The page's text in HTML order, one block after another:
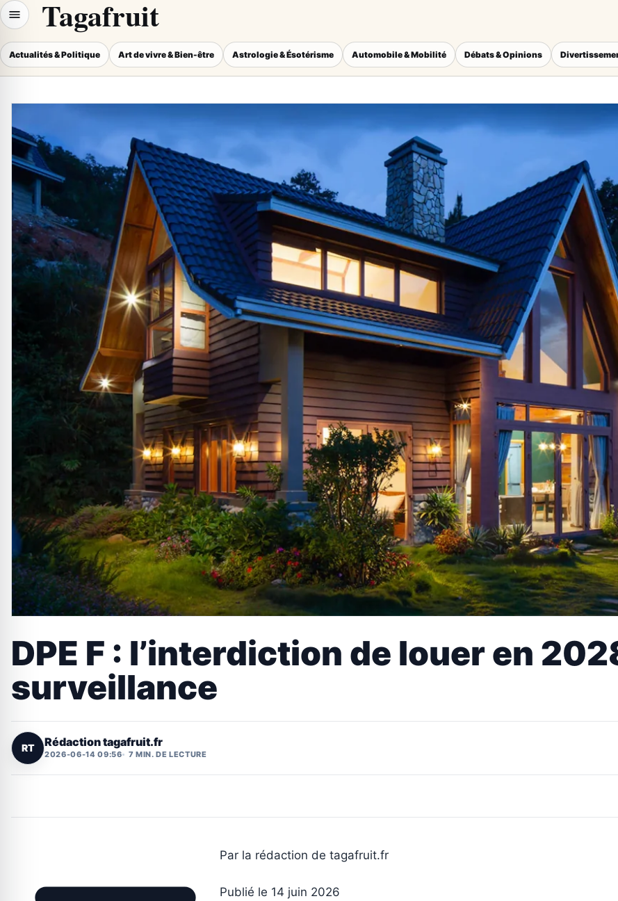
Tagafruit
Actualités & Politique Art de vivre & Bien-être Astrologie & Ésotérisme Automobile & Mobilité Débats & Opinions
DPE F : l’interdiction de louer en
surveillance
RT Rédaction tagafruit.fr
2026-06-14 09:56 7 MIN. DE LECTURE
Par la rédaction de tagafruit.fr
Publié le 14 juin 2026